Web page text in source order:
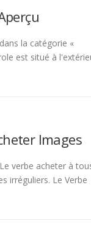
la catégorie «
est situé à
Images
verbe acheter à
irréguliers. Le Verbe